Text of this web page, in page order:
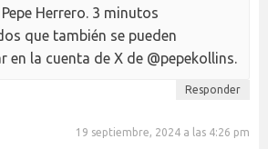
Herrero. 3 minutos
que también se pueden
en la cuenta de X de @pepekollins.
Responder
19 septiembre, 2024 a las 4:26 pm